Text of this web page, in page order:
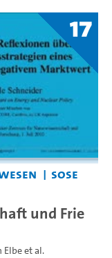
17
SoSe
und Frie
Elbeet al.